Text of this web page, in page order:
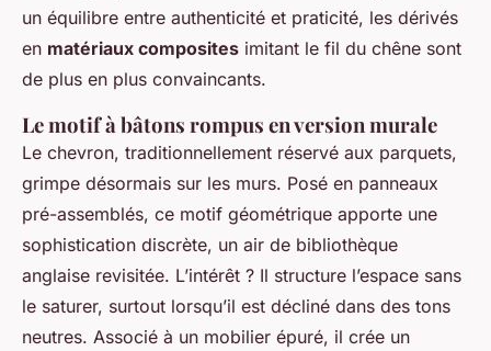
un équilibre entre authenticité et praticité, les dérivés
en matériaux composites imitant le fil du chêne sont
de plus en plus convaincants.
Le motif à bâtons rompus en version murale
Le chevron, traditionnellement réservé aux parquets,
grimpe désormais sur les murs. Posé en panneaux
pré-assemblés, ce motif géométrique apporte une
sophistication discrète, un air de bibliothèque
anglaise revisitée. L’intérêt ? Il structure l’espace sans
le saturer, surtout lorsqu’il est décliné dans des tons
neutres. Associé à un mobilier épuré, il crée un